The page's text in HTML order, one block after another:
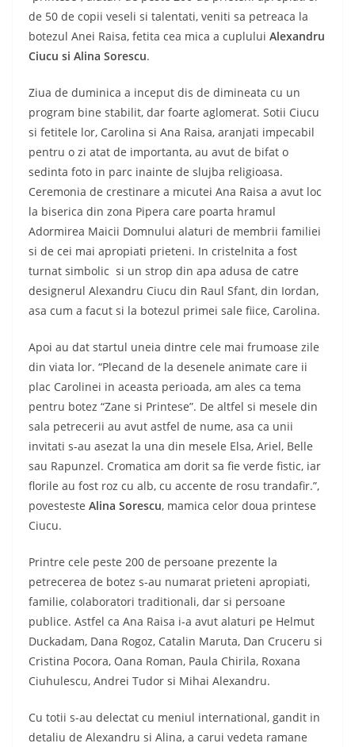
de 50 de copii veseli si talentati, veniti sa petreaca la
botezul Anei Raisa, fetita cea mica a cuplului Alexandru
Ciucu si Alina Sorescu.
Ziua de duminica a inceput dis de dimineata cu un
program bine stabilit, dar foarte aglomerat. Sotii Ciucu
si fetitele lor, Carolina si Ana Raisa, aranjati impecabil
pentru o zi atat de importanta, au avut de bifat o
sedinta foto in parc inainte de slujba religioasa.
Ceremonia de crestinare a micutei Ana Raisa a avut loc
la biserica din zona Pipera care poarta hramul
Adormirea Maicii Domnului alaturi de membrii familiei
si de cei mai apropiati prieteni. In cristelnita a fost
turnat simbolic si un strop din apa adusa de catre
designerul Alexandru Ciucu din Raul Sfant, din Iordan,
asa cum a facut si la botezul primei sale fiice, Carolina.
Apoi au dat startul uneia dintre cele mai frumoase zile
din viata lor. “Plecand de la desenele animate care ii
plac Carolinei in aceasta perioada, am ales ca tema
pentru botez “Zane si Printese”. De altfel si mesele din
sala petrecerii au avut astfel de nume, asa ca unii
invitati s-au asezat la una din mesele Elsa, Ariel, Belle
sau Rapunzel. Cromatica am dorit sa fie verde fistic, iar
florile au fost roz cu alb, cu accente de rosu trandafir.”,
povesteste Alina Sorescu, mamica celor doua printese
Ciucu.
Printre cele peste 200 de persoane prezente la
petrecerea de botez s-au numarat prieteni apropiati,
familie, colaboratori traditionali, dar si persoane
publice. Astfel ca Ana Raisa i-a avut alaturi pe Helmut
Duckadam, Dana Rogoz, Catalin Maruta, Dan Cruceru si
Cristina Pocora, Oana Roman, Paula Chirila, Roxana
Ciuhulescu, Andrei Tudor si Mihai Alexandru.
Cu totii s-au delectat cu meniul international, gandit in
detaliu de Alexandru si Alina, a carui vedeta ramane